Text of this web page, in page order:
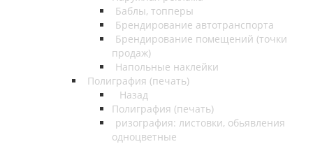
Баблы, топперы
Брендирование автотранспорта
Брендирование помещений (точки
продаж)
Напольные наклейки
Полиграфия (печать)
Назад
Полиграфия (печать)
ризография: листовки, обьявления
одноцветные